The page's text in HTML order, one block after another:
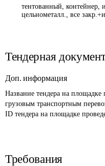
тентованный, контейнер,
цельнометалл., все
Тендерная
Доп. информация
Название тендера на площадке
грузовым транспортным
ID тендера на площадке
Требования